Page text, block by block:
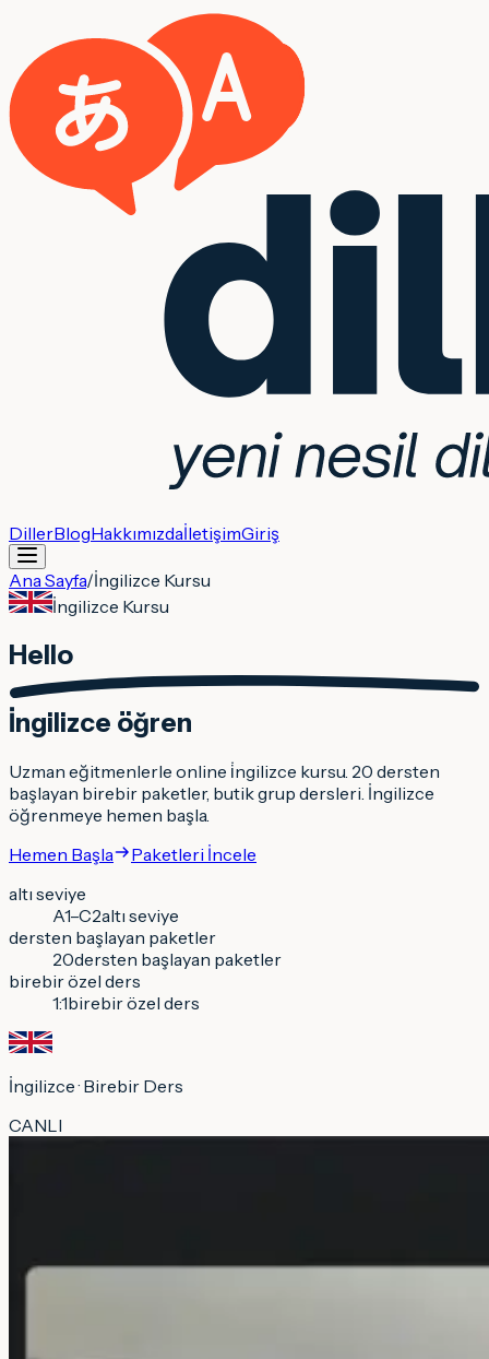
DillerBlogHakkımızdaİletişimGiriş
Ana Sayfa/İngilizce Kursu
İngilizce Kursu
Hello
İngilizce öğren
Uzman eğitmenlerle online i̇ngilizce kursu. 20 dersten
başlayan birebir paketler, butik grup dersleri. İngilizce
öğrenmeye hemen başla.
Hemen Başla
Paketleri İncele
altı seviye
A1–C2altı seviye
dersten başlayan paketler
20dersten başlayan paketler
birebir özel ders
1:1birebir özel ders
İngilizce· Birebir Ders
CANLI